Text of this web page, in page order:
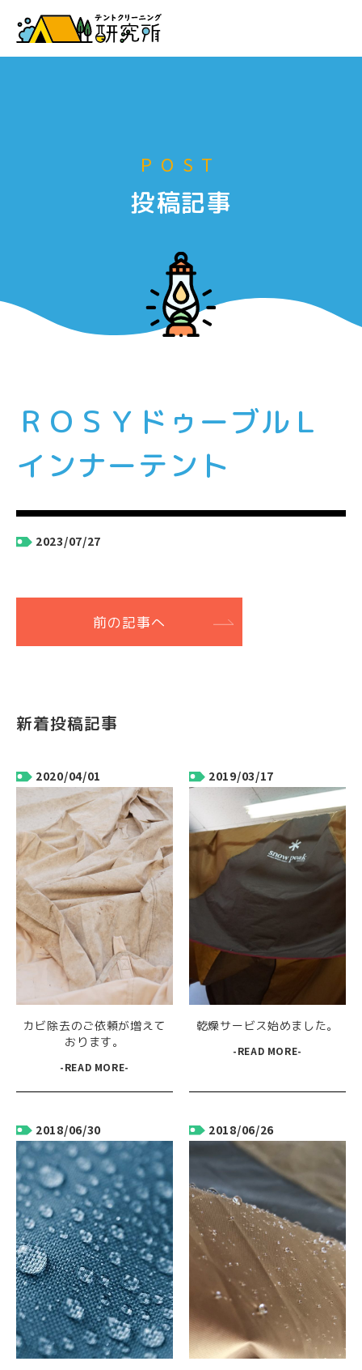
お申し込み
POST
投稿記事
ＲＯＳＹドゥーブルＬ
インナーテント
2023/07/27
前の記事へ
新着投稿記事
2020/04/01
カビ除去のご依頼が増えて
おります。
-READ MORE-
2019/03/17
乾燥サービス始めました。
-READ MORE-
2018/06/30 2018/06/26